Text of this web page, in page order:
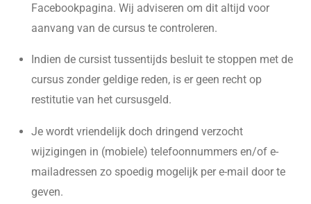
Facebookpagina. Wij adviseren om dit altijd voor
aanvang van de cursus te controleren.
Indien de cursist tussentijds besluit te stoppen met de
cursus zonder geldige reden, is er geen recht op
restitutie van het cursusgeld.
Je wordt vriendelijk doch dringend verzocht
wijzigingen in (mobiele) telefoonnummers en/of e-
mailadressen zo spoedig mogelijk per e-mail door te
geven.